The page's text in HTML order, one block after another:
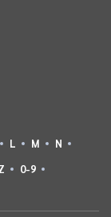
L M
N
0-9